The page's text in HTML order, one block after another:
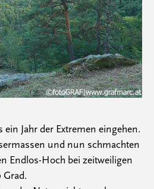
Jahr der Extremen eingehen.
und nun schmachten
Endlos-Hoch bei zeitweiligen
Grad.